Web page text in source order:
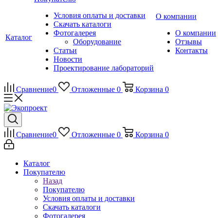
Каталог
Условия оплаты и доставки
Скачать каталоги
Фотогалерея
Оборудование
Статьи
Новости
Проектирование лабораторий
О компании
О компании
Отзывы
Контакты
Сравнение0 Отложенные 0 Корзина 0
Сравнение0 Отложенные 0 Корзина 0
Каталог
Покупателю
Назад
Покупателю
Условия оплаты и доставки
Скачать каталоги
Фотогалерея